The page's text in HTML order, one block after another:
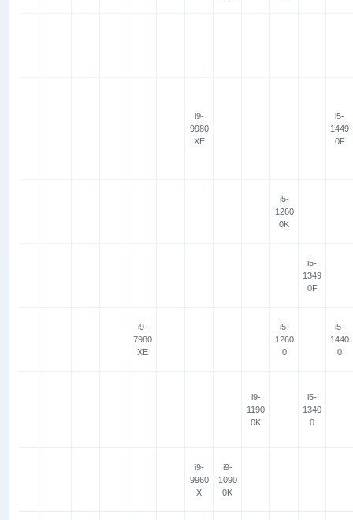
i9-
9980
XE
i5-
1449
0F
i5-
1260
0K
i5-
1349
0F
i9-
7980
XE
i5-
1260
0
i5-
1440
0
i9-
1190
0K
i5-
1340
0
i9-
9960
X
i9-
1090
0K